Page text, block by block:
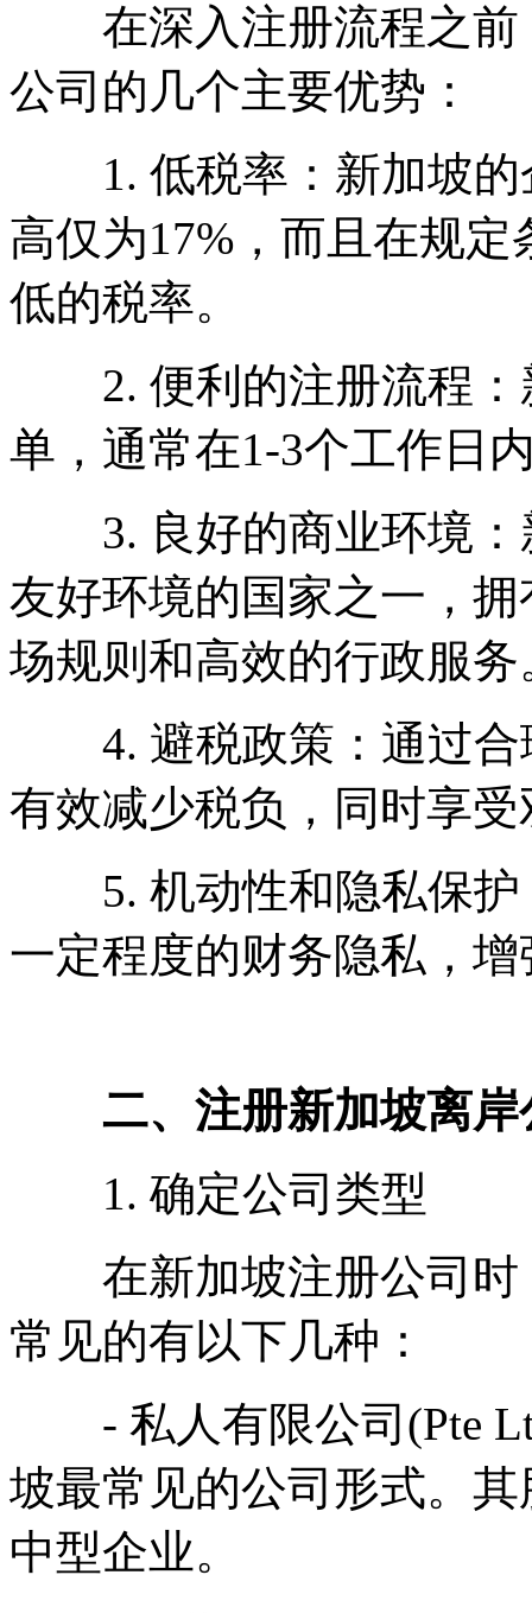
在深入注册流程之前
公司的几个主要优势：
1. 低税率：新加坡的
高仅为17%，而且在规
低的税率。
2. 便利的注册流程：
单，通常在1-3个工作日
3. 良好的商业环境：
友好环境的国家之一，
场规则和高效的行政服务
4. 避税政策：通过合
有效减少税负，同时享
5. 机动性和隐私保护
一定程度的财务隐私，
二、注册新加坡离岸
1. 确定公司类型
在新加坡注册公司时
常见的有以下几种：
- 私人有限公司(Pte
坡最常见的公司形式。
中型企业。